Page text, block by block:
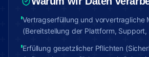
Vertragserfüllung und vorvertragliche
(Bereitstellung der Plattform,
Erfüllung gesetzlicher Pflichten